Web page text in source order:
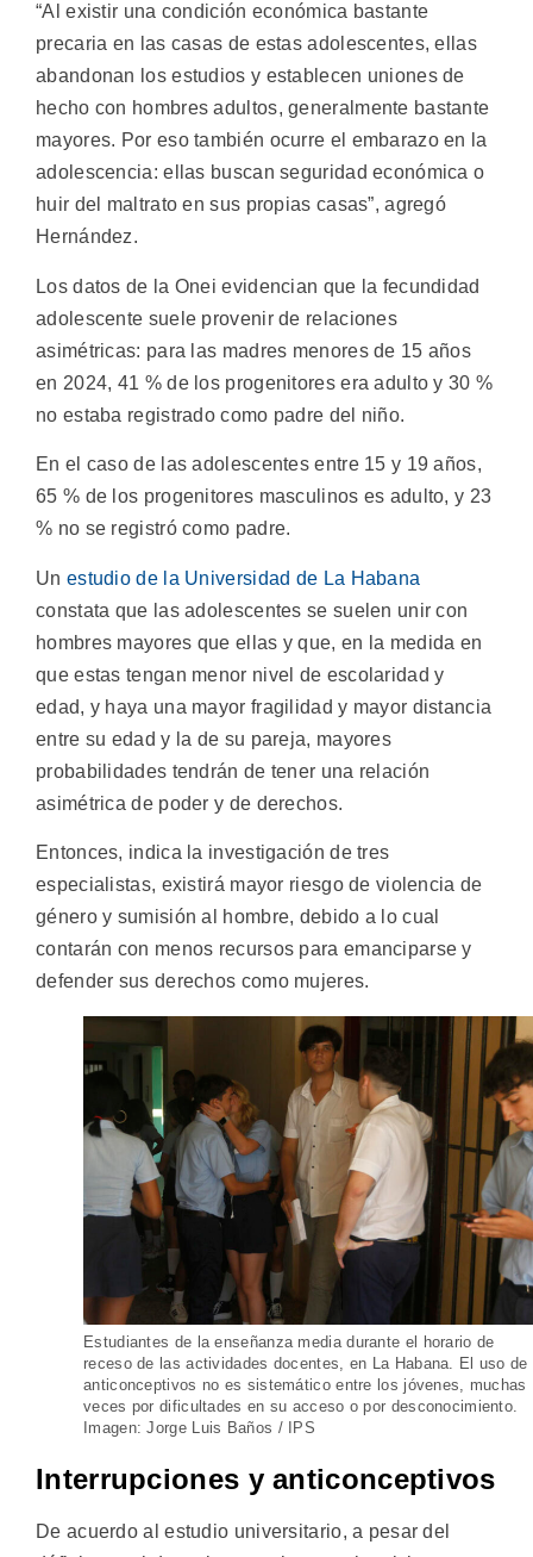
“Al existir una condición económica bastante
precaria en las casas de estas adolescentes, ellas
abandonan los estudios y establecen uniones de
hecho con hombres adultos, generalmente bastante
mayores. Por eso también ocurre el embarazo en la
adolescencia: ellas buscan seguridad económica o
huir del maltrato en sus propias casas”, agregó
Hernández.
Los datos de la Onei evidencian que la fecundidad
adolescente suele provenir de relaciones
asimétricas: para las madres menores de 15 años
en 2024, 41 % de los progenitores era adulto y 30 %
no estaba registrado como padre del niño.
En el caso de las adolescentes entre 15 y 19 años,
65 % de los progenitores masculinos es adulto, y 23
% no se registró como padre.
Un estudio de la Universidad de La Habana
constata que las adolescentes se suelen unir con
hombres mayores que ellas y que, en la medida en
que estas tengan menor nivel de escolaridad y
edad, y haya una mayor fragilidad y mayor distancia
entre su edad y la de su pareja, mayores
probabilidades tendrán de tener una relación
asimétrica de poder y de derechos.
Entonces, indica la investigación de tres
especialistas, existirá mayor riesgo de violencia de
género y sumisión al hombre, debido a lo cual
contarán con menos recursos para emanciparse y
defender sus derechos como mujeres.
Estudiantes de la enseñanza media durante el horario de
receso de las actividades docentes, en La Habana. El uso de
anticonceptivos no es sistemático entre los jóvenes, muchas
veces por dificultades en su acceso o por desconocimiento.
Imagen: Jorge Luis Baños / IPS
Interrupciones y anticonceptivos
De acuerdo al estudio universitario, a pesar del